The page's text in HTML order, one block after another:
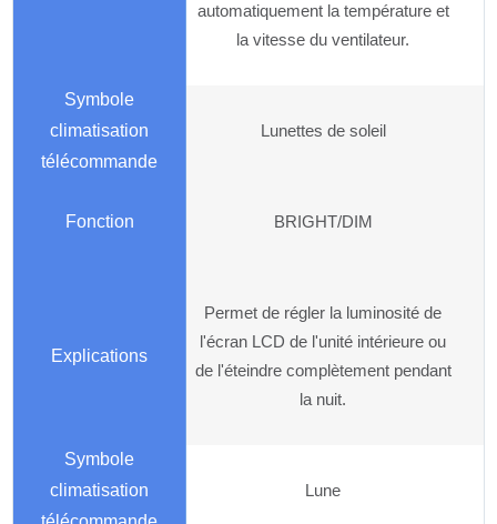
automatiquement la température et
la vitesse du ventilateur.
Lunettes de soleil
BRIGHT/DIM
Permet de régler la luminosité de
l'écran LCD de l'unité intérieure ou
de l'éteindre complètement pendant
la nuit.
Lune